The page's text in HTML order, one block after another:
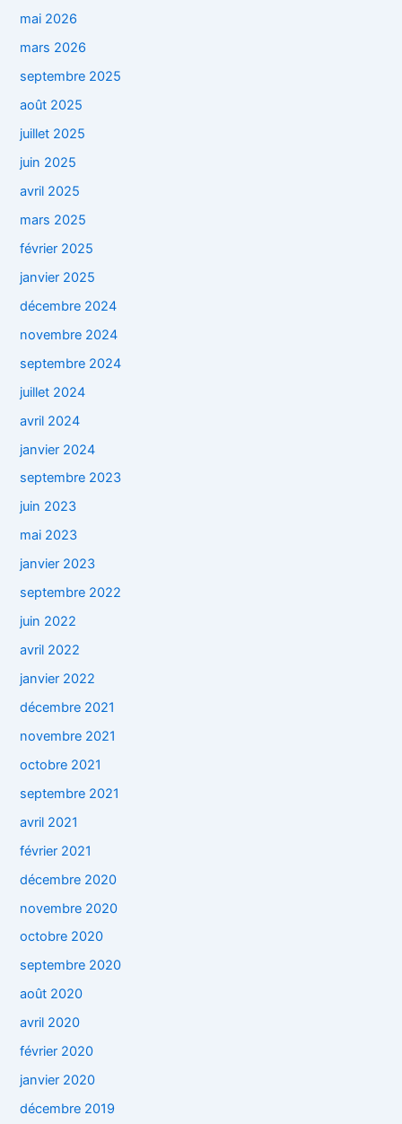
mai 2026
mars 2026
septembre 2025
août 2025
juillet 2025
juin 2025
avril 2025
mars 2025
février 2025
janvier 2025
décembre 2024
novembre 2024
septembre 2024
juillet 2024
avril 2024
janvier 2024
septembre 2023
juin 2023
mai 2023
janvier 2023
septembre 2022
juin 2022
avril 2022
janvier 2022
décembre 2021
novembre 2021
octobre 2021
septembre 2021
avril 2021
février 2021
décembre 2020
novembre 2020
octobre 2020
septembre 2020
août 2020
avril 2020
février 2020
janvier 2020
décembre 2019